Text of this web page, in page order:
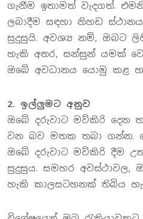
ගැනීම ඉතාමත් වැදගත්.
ලබාදීම සඳහා නිහඩ
සුදුසුයි. අවශ්‍ය නම්, ඔබට
හැකි අතර, සන්සුන් යමක්
ඔබේ අවධානය යොමු කළ
2. ඉල්ලුමට අනුව
ඔබේ දරුවාට මව්කිරි දෙන
වන බව මතක තබා ගන්න.
ඔබේ දරුවාට මව්කිරි දීම
සුදුසුය. සමහර අවස්ථාවල,
හැකි කාලසටහනක් තිබිය